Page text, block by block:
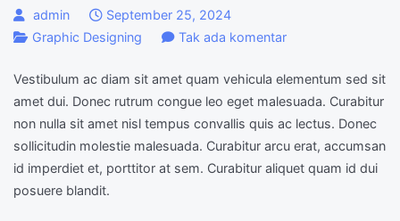
admin
September 25, 2024
Graphic Designing
Tak ada komentarpada
is
photoshop
and
what
is
Vestibulum ac diam sit amet quam vehicula elementum sed sit
amet dui. Donec rutrum congue leo eget malesuada. Curabitur
non nulla sit amet nisl tempus convallis quis ac lectus. Donec
sollicitudin molestie malesuada. Curabitur arcu erat, accumsan
id imperdiet et, porttitor at sem. Curabitur aliquet quam id dui
posuere blandit.